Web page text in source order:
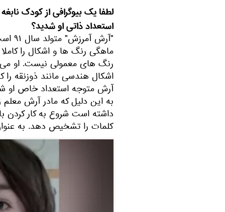
لطفا یک بیوگرافی از کودک
استعداد ذاتی او شدید؟
ماهگی رنگ ها و اشکال را
رنگ های معمولی نیست. او
آرش متوجه استعداد خاص او
به این دلیل که مادر آرش
کلمات را تشخیص دهد. به